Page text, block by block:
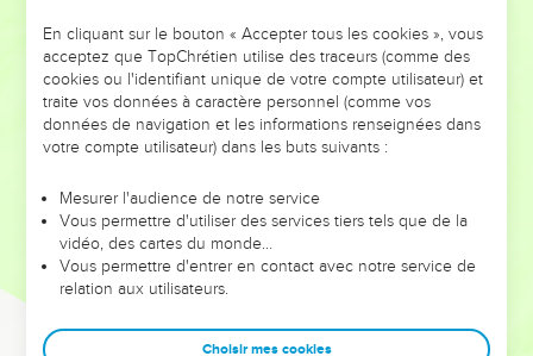
NE MANQUEZ PAS L’ÉVÉNEMENT
DE L’ANNÉE !
ET SI LEURS ERREURS POUVAIENT VOUS ÉVITER LES
VOTRES ?
leur foi ou leur vision. Mais on voit moins les doutes, les erreurs
et les saisons difficiles qu'ils ont traversés, alors même que ce
sont elles qui les ont façonnés.
Dans cette conférence, leaders, entrepreneurs, et responsables
clés pour avancer avec plus de sagesse afin que leurs erreurs
En cliquant sur le bouton « Accepter tous les cookies », vous
acceptez que TopChrétien utilise des traceurs (comme des
cookies ou l'identifiant unique de votre compte utilisateur) et
traite vos données à caractère personnel (comme vos
données de navigation et les informations renseignées dans
votre compte utilisateur) dans les buts suivants :
Mesurer l'audience de notre service
Vous permettre d'utiliser des services tiers tels que de la
vidéo, des cartes du monde…
Vous permettre d'entrer en contact avec notre service de
relation aux utilisateurs.
Choisir mes cookies